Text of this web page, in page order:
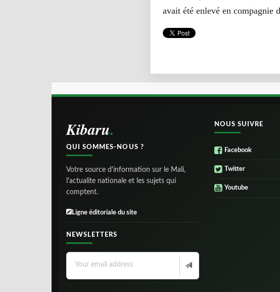
avait été enlevé en compagnie
Kibaru
QUI SOMMES-NOUS ?
Votre source d'information sur le Mali,
l'actualite nationale et les sujets qui
comptent.
Ligne éditoriale du site
NEWSLETTERS
NOUS SUIVRE
Facebook
Twitter
Youtube